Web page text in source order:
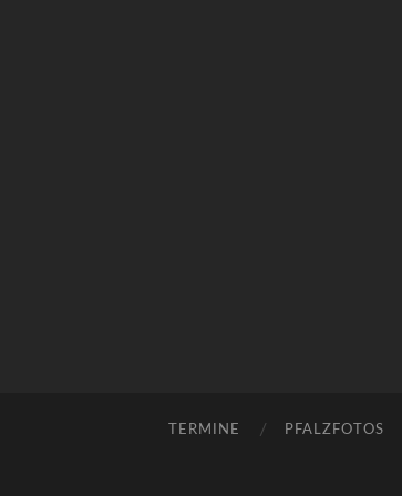
TERMINE PFALZFOTOS